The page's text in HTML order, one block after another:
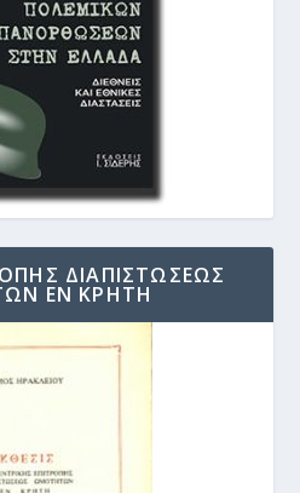
ΔΙΑΠΙΣΤΩΣΕΩΣ
ΕΝ ΚΡΗΤΗ